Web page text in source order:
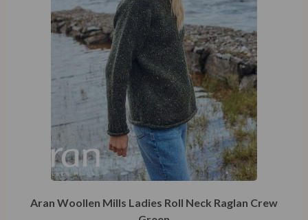
Aran Woollen Mills Ladies Roll Neck Raglan Crew
Green
€124,95
Opties selecteren